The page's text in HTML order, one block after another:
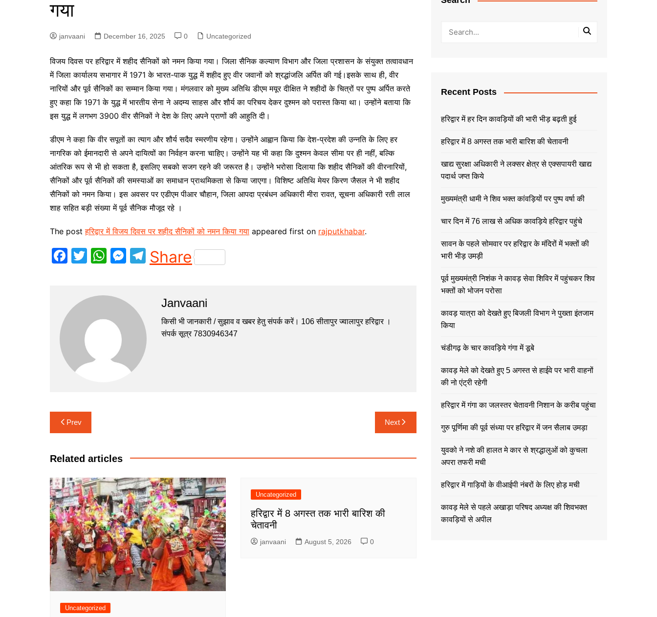
गया
janvaani December 16, 2025 0 Uncategorized
विजय दिवस पर हरिद्वार में शहीद सैनिकों को नमन किया गया। जिला सैनिक कल्याण विभाग और जिला प्रशासन के संयुक्त तत्वावधान
में जिला कार्यालय सभागार में 1971 के भारत-पाक युद्ध में शहीद हुए वीर जवानों को श्रद्धांजलि अर्पित की गई।इसके साथ ही, वीर
नारियों और पूर्व सैनिकों का सम्मान किया गया। मंगलवार को मुख्य अतिथि डीएम मयूर दीक्षित ने शहीदों के चित्रों पर पुष्प अर्पित करते
हुए कहा कि 1971 के युद्ध में भारतीय सेना ने अदम्य साहस और शौर्य का परिचय देकर दुश्मन को परास्त किया था। उन्होंने बताया कि
इस युद्ध में लगभग 3900 वीर सैनिकों ने देश के लिए अपने प्राणों की आहुति दी।
डीएम ने कहा कि वीर सपूतों का त्याग और शौर्य सदैव स्मरणीय रहेगा। उन्होंने आह्वान किया कि देश-प्रदेश की उन्नति के लिए हर
नागरिक को ईमानदारी से अपने दायित्वों का निर्वहन करना चाहिए। उन्होंने यह भी कहा कि दुश्मन केवल सीमा पर ही नहीं, बल्कि
आंतरिक रूप से भी हो सकता है, इसलिए सबको सजग रहने की जरूरत है। उन्होंने भरोसा दिलाया कि शहीद सैनिकों की वीरनारियों,
सैनिकों और पूर्व सैनिकों की समस्याओं का समाधान प्राथमिकता से किया जाएगा। विशिष्ट अतिथि मेयर किरण जैसल ने भी शहीद
सैनिकों को नमन किया। इस अवसर पर एडीएम पीआर चौहान, जिला आपदा प्रबंधन अधिकारी मीरा रावत, सूचना अधिकारी रती लाल
शाह सहित बड़ी संख्या में पूर्व सैनिक मौजूद रहे ।
The postहरिद्वार में विजय दिवस पर शहीद सैनिकों को नमन किया गया appeared first on rajputkhabar.
F
e
b
k
T
er
W
s
A
M
s
er
T
el
m
Share
Janvaani
किसी भी जानकारी / सुझाव व खबर हेतु संपर्क करें। 106 सीतापुर ज्वालापुर हरिद्वार ।
संपर्क सूत्र 7830946347
Post
navigation
Prev Next
Related articles
Uncategorized
Uncategorized
हरिद्वार में 8 अगस्त तक भारी बारिश की
चेतावनी
janvaani August 5, 2026 0
Recent Posts
हरिद्वार में हर दिन कावड़ियों की भारी भीड़ बढ़ती हुई
हरिद्वार में 8 अगस्त तक भारी बारिश की चेतावनी
खाद्य सुरक्षा अधिकारी ने लक्सर क्षेत्र से एक्सपायरी खाद्य
पदार्थ जप्त किये
मुख्यमंत्री धामी ने शिव भक्त कांवड़ियों पर पुष्प वर्षा की
चार दिन में 76 लाख से अधिक कावड़िये हरिद्वार पहुंचे
सावन के पहले सोमवार पर हरिद्वार के मंदिरों में भक्तों की
भारी भीड़ उमड़ी
पूर्व मुख्यमंत्री निशंक ने कावड़ सेवा शिविर में पहुंचकर शिव
भक्तों को भोजन परोसा
कावड़ यात्रा को देखते हुए बिजली विभाग ने पुख्ता इंतजाम
किया
चंडीगढ़ के चार कावड़िये गंगा में डूबे
कावड़ मेले को देखते हुए 5 अगस्त से हाईवे पर भारी वाहनों
की नो एंट्री रहेगी
हरिद्वार में गंगा का जलस्तर चेतावनी निशान के करीब पहुंचा
गुरु पूर्णिमा की पूर्व संध्या पर हरिद्वार में जन सैलाब उमड़ा
युवको ने नशे की हालत मे कार से श्रद्धालुओं को कुचला
अपरा तफरी मची
हरिद्वार में गाड़ियों के वीआईपी नंबरों के लिए होड़ मची
कावड़ मेले से पहले अखाड़ा परिषद अध्यक्ष की शिवभक्त
कावड़ियों से अपील